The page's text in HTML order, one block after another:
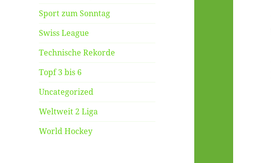
Sport zum Sonntag
Swiss League
Technische Rekorde
Topf 3 bis 6
Uncategorized
Weltweit 2 Liga
World Hockey